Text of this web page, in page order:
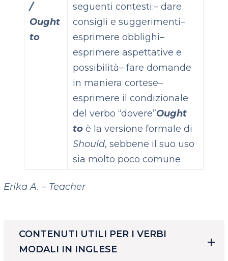
/
Ought
to
seguenti contesti:– dare
consigli e suggerimenti–
esprimere obblighi–
esprimere aspettative e
possibilità– fare domande
in maniera cortese–
esprimere il condizionale
del verbo “dovere”Ought
to è la versione formale di
Should, sebbene il suo uso
sia molto poco comune
Erika A. – Teacher
CONTENUTI UTILI PER I VERBI
MODALI IN INGLESE